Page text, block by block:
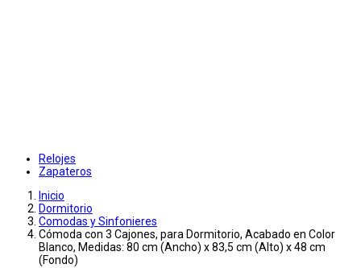
Relojes
Zapateros
Inicio
Dormitorio
Comodas y Sinfonieres
Cómoda con 3 Cajones, para Dormitorio, Acabado en Color
Blanco, Medidas: 80 cm (Ancho) x 83,5 cm (Alto) x 48 cm
(Fondo)